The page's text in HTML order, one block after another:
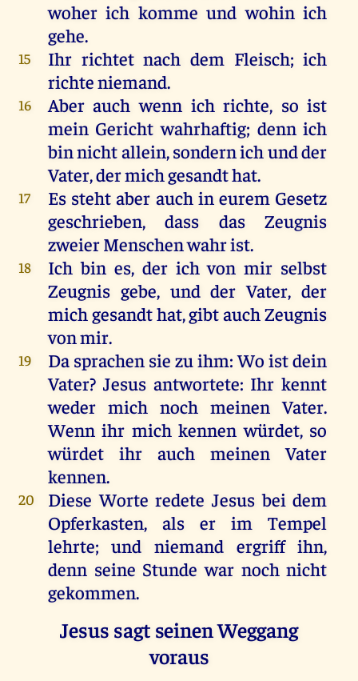
woher ich komme und wohin ich
gehe.
15 Ihr richtet nach dem Fleisch;ich
richteniemand.
16 Aber auch wenn ich richte, so ist
mein Gericht wahrhaftig; denn ich
binnichtallein,sondernichundder
Vater,dermichgesandthat.
17 Es steht aber auch in eurem Gesetz
geschrieben, dass das
Zeugnis
zweierMenschenwahrist.
18 Ich bin es, der ich von mir selbst
Zeugnis gebe, und der Vater,der
michgesandthat,gibtauchZeugnis
vonmir.
19 Da sprachen sie zuihm:Wo istdein
Vater? Jesus antwortete: Ihr kennt
weder mich noch meinen Vater.
Wenn ihr mich kennen würdet, so
würdet
ihr auch meinen
Vater
kennen.
20 Diese Worte redete Jesus bei dem
Opferkasten, als er im
Tempel
lehrte;und niemand ergriff ihn,
denn seine Stunde war noch nicht
gekommen.
Jesus sagt seinen Weggang
voraus